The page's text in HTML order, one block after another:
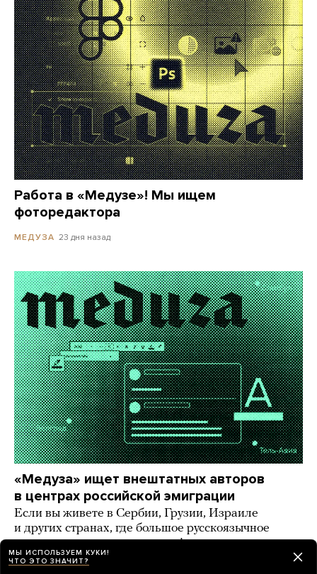
Работа в «Медузе»! Мы ищем
фоторедактора
МЕДУЗА 23 дня назад
«Медуза» ищет внештатных авторов
в центрах российской эмиграции
Если вы живете в Сербии, Грузии, Израиле
и других странах, где большое русскоязычное
комьюнити, — напишите нам!
ИСТОРИИ 9 дней назад
МЫ ИСПОЛЬЗУЕМ КУКИ!
ЧТО ЭТО ЗНАЧИТ?